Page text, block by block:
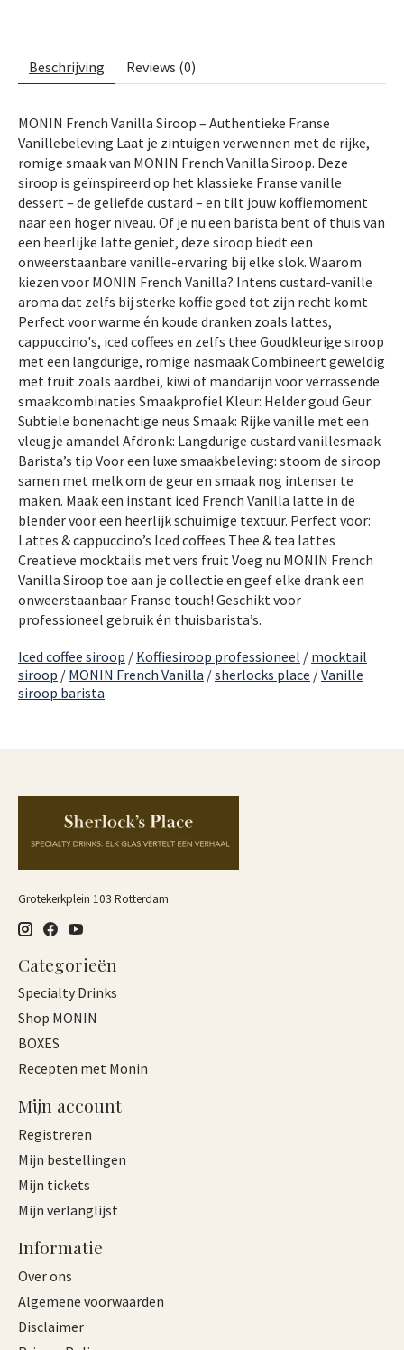
Beschrijving Reviews (0)
MONIN French Vanilla Siroop – Authentieke Franse
Vanillebeleving Laat je zintuigen verwennen met de rijke,
romige smaak van MONIN French Vanilla Siroop. Deze
siroop is geïnspireerd op het klassieke Franse vanille
dessert – de geliefde custard – en tilt jouw koffiemoment
naar een hoger niveau. Of je nu een barista bent of thuis van
een heerlijke latte geniet, deze siroop biedt een
onweerstaanbare vanille-ervaring bij elke slok. Waarom
kiezen voor MONIN French Vanilla? Intens custard-vanille
aroma dat zelfs bij sterke koffie goed tot zijn recht komt
Perfect voor warme én koude dranken zoals lattes,
cappuccino's, iced coffees en zelfs thee Goudkleurige siroop
met een langdurige, romige nasmaak Combineert geweldig
met fruit zoals aardbei, kiwi of mandarijn voor verrassende
smaakcombinaties Smaakprofiel Kleur: Helder goud Geur:
Subtiele bonenachtige neus Smaak: Rijke vanille met een
vleugje amandel Afdronk: Langdurige custard vanillesmaak
Barista’s tip Voor een luxe smaakbeleving: stoom de siroop
samen met melk om de geur en smaak nog intenser te
maken. Maak een instant iced French Vanilla latte in de
blender voor een heerlijk schuimige textuur. Perfect voor:
Lattes & cappuccino’s Iced coffees Thee & tea lattes
Creatieve mocktails met vers fruit Voeg nu MONIN French
Vanilla Siroop toe aan je collectie en geef elke drank een
onweerstaanbaar Franse touch! Geschikt voor
professioneel gebruik én thuisbarista’s.
Iced coffee siroop / Koffiesiroop professioneel / mocktail
siroop / MONIN French Vanilla /sherlocks place /Vanille
siroop barista
Grotekerkplein 103 Rotterdam
Categorieën
Specialty Drinks
Shop MONIN
BOXES
Recepten met Monin
Mijn account
Registreren
Mijn bestellingen
Mijn tickets
Mijn verlanglijst
Informatie
Over ons
Algemene voorwaarden
Disclaimer